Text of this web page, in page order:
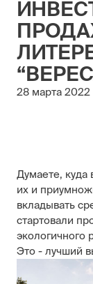
28 марта 2022
Думаете, куда
их и
вкладывать
стартовали
экологичного
Это - лучший